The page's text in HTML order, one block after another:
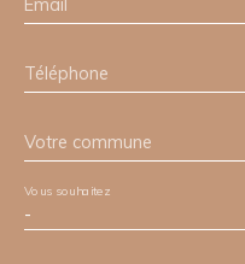
Email
Téléphone
Votre commune
-
Vous souhaitez